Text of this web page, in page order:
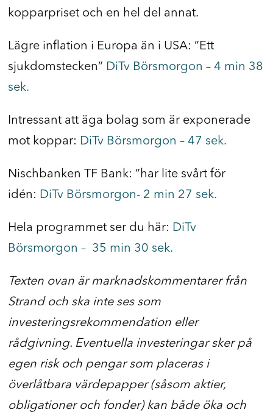
kopparpriset och en hel del annat.
Lägre inflation i Europa än i USA: ”Ett
sjukdomstecken” DiTv Börsmorgon – 4 min 38
sek.
Intressant att äga bolag som är exponerade
mot koppar: DiTv Börsmorgon – 47 sek.
Nischbanken TF Bank: ”har lite svårt för
idén: DiTv Börsmorgon- 2 min 27 sek.
Hela programmet ser du här: DiTv
Börsmorgon – 35 min 30 sek.
Texten ovan är marknadskommentarer från
Strand och ska inte ses som
investeringsrekommendation eller
rådgivning. Eventuella investeringar sker på
egen risk och pengar som placeras i
överlåtbara värdepapper (såsom aktier,
obligationer och fonder) kan både öka och